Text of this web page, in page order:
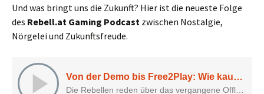
Und was bringt uns die Zukunft? Hier ist die neueste Folge
des Rebell.at Gaming Podcast zwischen Nostalgie,
Nörgelei und Zukunftsfreude.